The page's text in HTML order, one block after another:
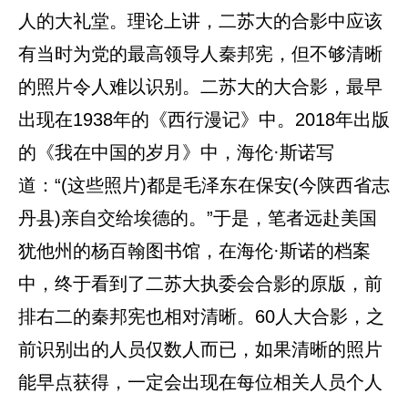
人的大礼堂。理论上讲，二苏大的合影中应该
有当时为党的最高领导人秦邦宪，但不够清晰
的照片令人难以识别。二苏大的大合影，最早
出现在1938年的《西行漫记》中。2018年出版
的《我在中国的岁月》中，海伦·斯诺写
道：“(这些照片)都是毛泽东在保安(今陕西省志
丹县)亲自交给埃德的。”于是，笔者远赴美国
犹他州的杨百翰图书馆，在海伦·斯诺的档案
中，终于看到了二苏大执委会合影的原版，前
排右二的秦邦宪也相对清晰。60人大合影，之
前识别出的人员仅数人而已，如果清晰的照片
能早点获得，一定会出现在每位相关人员个人